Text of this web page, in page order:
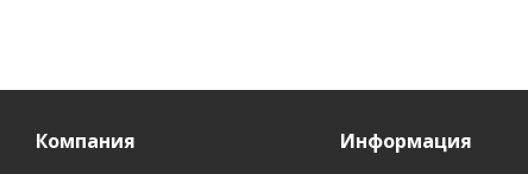
Компания Информация